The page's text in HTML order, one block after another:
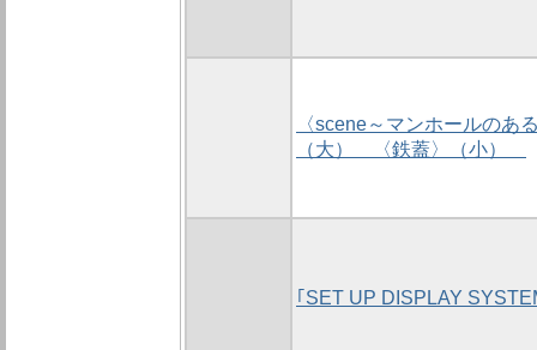
〈scene～マンホールのあ
（大） 〈鉄蓋〉（小）
｢SET UP DISPLAY